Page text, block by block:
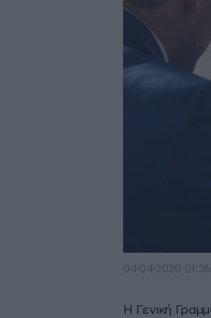
04·04·2020 01:36
Η Γενική